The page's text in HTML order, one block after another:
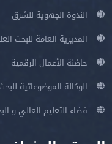
الندوة الجهوية للشرق
المديرية العامة للبحث
حاضنة الأعمال الرقمية
الوكالة الموضوعاتية
فضاء التعليم العالي و